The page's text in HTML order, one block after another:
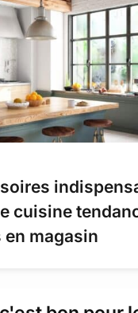
cuisine
en magasin